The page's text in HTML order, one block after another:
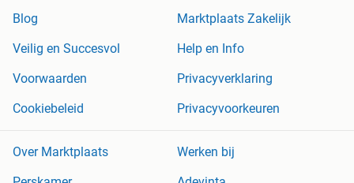
Blog
Marktplaats Zakelijk
Veilig en Succesvol
Help en Info
Voorwaarden
Privacyverklaring
Cookiebeleid
Privacyvoorkeuren
Over Marktplaats
Werken bij